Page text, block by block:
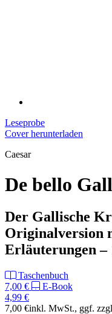
Leseprobe
Cover herunterladen
Caesar
De bello
Der Gallische
Originalversion
Erläuterungen –
Taschenbuch
7,00 €
E-Book
4,99 €
7,00 €inkl. MwSt., ggf.